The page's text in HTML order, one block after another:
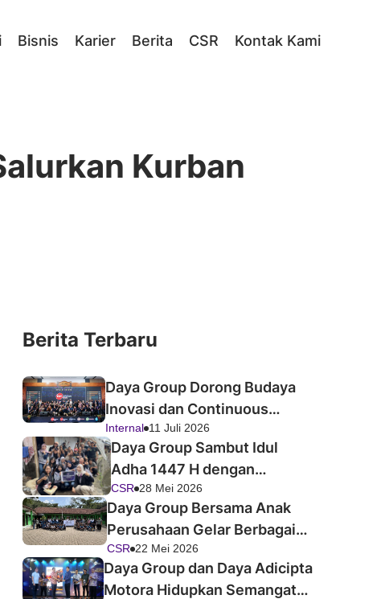
Bisnis Karier Berita CSR Kontak Kami
Kurban
Berita Terbaru
Daya Group Dorong Budaya
Inovasi dan Continuous
Improvement Melalui Daya
Improvement Forum 2026
Internal 11 Juli 2026
Daya Group Sambut Idul
Adha 1447 H dengan
Semangat Berbagi
CSR 28 Mei 2026
Daya Group Bersama Anak
Perusahaan Gelar Berbagai
Program CSR di Hari
Pendidikan Nasional 2026
CSR 22 Mei 2026
Daya Group dan Daya Adicipta
Motora Hidupkan Semangat